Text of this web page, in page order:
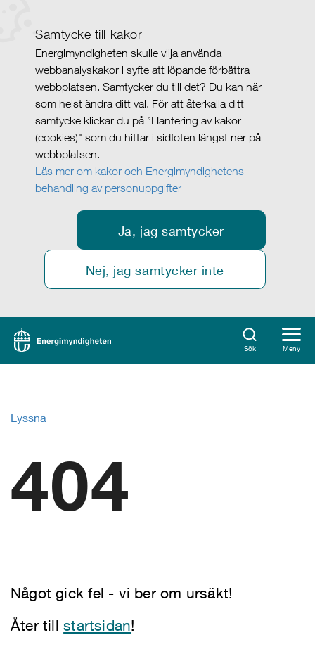
Samtycke till kakor
Energimyndigheten skulle vilja använda
webbanalyskakor i syfte att löpande förbättra
webbplatsen. Samtycker du till det? Du kan när
som helst ändra ditt val. För att återkalla ditt
samtycke klickar du på ”Hantering av kakor
(cookies)" som du hittar i sidfoten längst ner på
webbplatsen.
Läs mer om kakor och Energimyndighetens
behandling av personuppgifter
Ja, jag samtycker
Nej, jag samtycker inte
Sök Meny
Lyssna
404
Något gick fel - vi ber om ursäkt!
Åter tillstartsidan!